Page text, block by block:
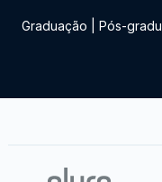
Graduação Pós-